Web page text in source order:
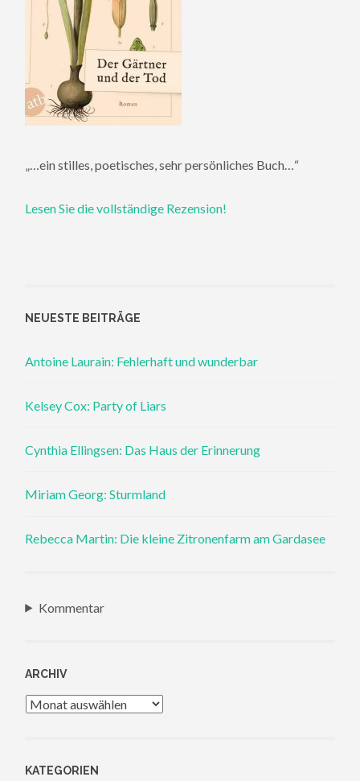
„…ein stilles, poetisches, sehr persönliches Buch…“
Lesen Sie die vollständige Rezension!
NEUESTE BEITRÄGE
Antoine Laurain: Fehlerhaft und wunderbar
Kelsey Cox: Party of Liars
Cynthia Ellingsen: Das Haus der Erinnerung
Miriam Georg: Sturmland
Rebecca Martin: Die kleine Zitronenfarm am Gardasee
Kommentar
ARCHIV
Archiv
KATEGORIEN